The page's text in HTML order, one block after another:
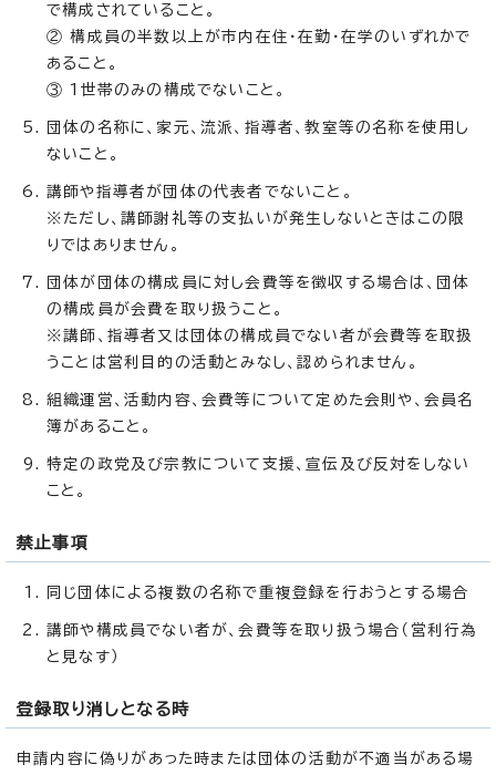
で構成されていること。
② 構成員の半数以上が市内在住・在勤・在学のいずれかで
あること。
③ 1世帯のみの構成でないこと。
団体の名称に、家元、流派、指導者、教室等の名称を使用し
ないこと。
講師や指導者が団体の代表者でないこと。
※ただし、講師謝礼等の支払いが発生しないときはこの限
りではありません。
団体が団体の構成員に対し会費等を徴収する場合は、団体
の構成員が会費を取り扱うこと。
※講師、指導者又は団体の構成員でない者が会費等を取扱
うことは営利目的の活動とみなし、認められません。
組織運営、活動内容、会費等について定めた会則や、会員名
簿があること。
特定の政党及び宗教について支援、宣伝及び反対をしない
こと。
禁止事項
同じ団体による複数の名称で重複登録を行おうとする場合
講師や構成員でない者が、会費等を取り扱う場合（営利行為
と見なす）
登録取り消しとなる時
申請内容に偽りがあった時または団体の活動が不適当がある場